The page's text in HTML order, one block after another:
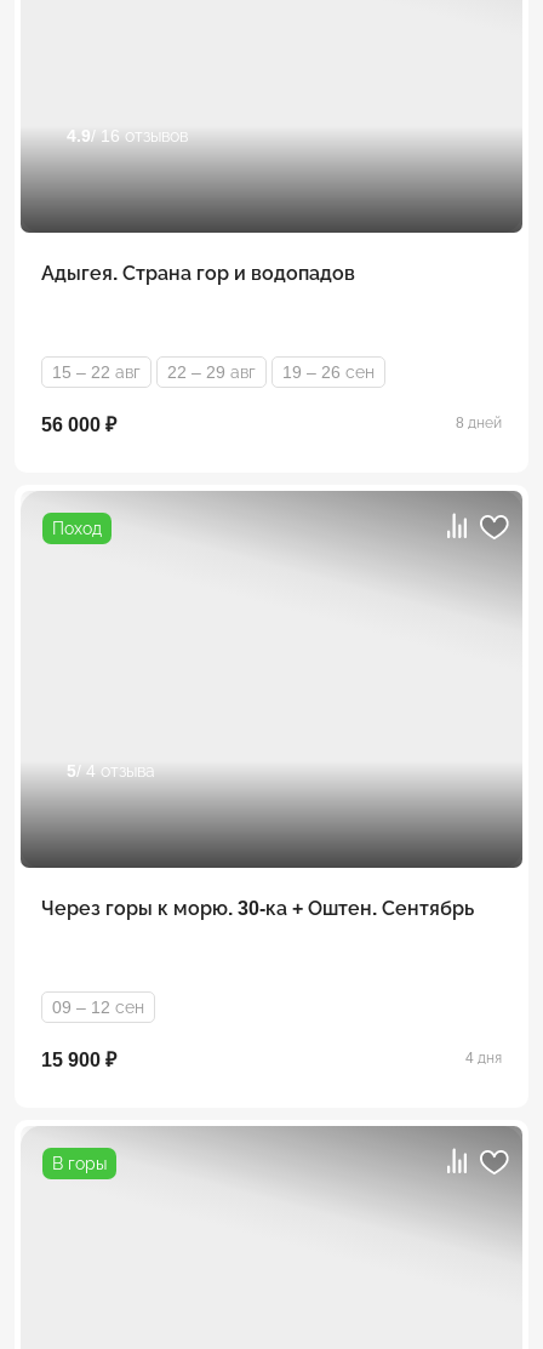
4.9/ 16 отзывов
Адыгея. Страна гор и водопадов
15 – 22 авг 22 – 29 авг 19 – 26 сен
56 000 ₽ 8 дней
Поход
5/ 4 отзыва
Через горы к морю. 30-ка + Оштен. Сентябрь
09 – 12 сен
15 900 ₽ 4 дня
В горы